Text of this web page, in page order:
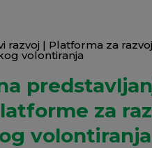
razvoj | Platforma za razvoj
volontiranja
za